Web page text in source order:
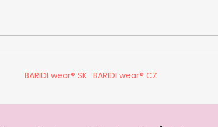
BARIDI wear® SK BARIDI wear® CZ